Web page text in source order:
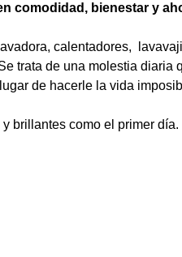
comodidad, bienestar y
calentadores,
trata de una molestia
de hacerle la vida
brillantes como el primer